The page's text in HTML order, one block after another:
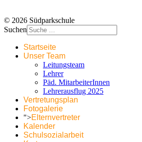
© 2026 Südparkschule
Suchen
Startseite
Unser Team
Leitungsteam
Lehrer
Päd. MitarbeiterInnen
Lehrerausflug 2025
Vertretungsplan
Fotogalerie
">Elternvertreter
Kalender
Schulsozialarbeit